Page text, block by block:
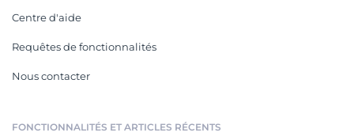
Centre d'aide
Requêtes de fonctionnalités
Nous contacter
FONCTIONNALITÉS ET ARTICLES RÉCENTS